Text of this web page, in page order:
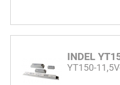
INDEL
YT150-